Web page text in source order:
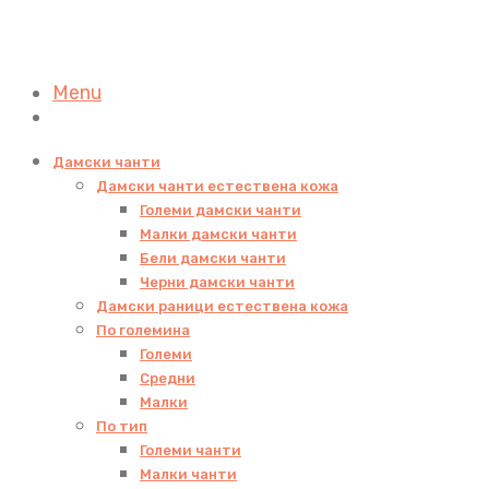
Menu
Дамски чанти
Дамски чанти естествена кожа
Големи дамски чанти
Малки дамски чанти
Бели дамски чанти
Черни дамски чанти
Дамски раници естествена кожа
По големина
Големи
Средни
Малки
По тип
Големи чанти
Малки чанти